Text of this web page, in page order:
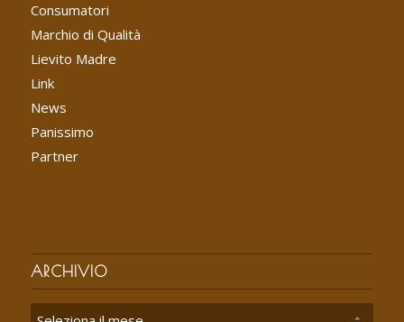
Consumatori
Marchio di Qualità
Lievito Madre
Link
News
Panissimo
Partner
ARCHIVIO